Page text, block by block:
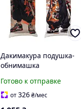
Дакимакура подушка-
обнимашка
Персонаж. Demon
Slayer. Kimetsu no Yaib»
Готово к отправке
от326₴/мес